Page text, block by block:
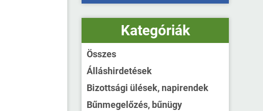
Kategóriák
Összes
Álláshirdetések
Bizottsági ülések, napirendek
Bűnmegelőzés, bűnügy